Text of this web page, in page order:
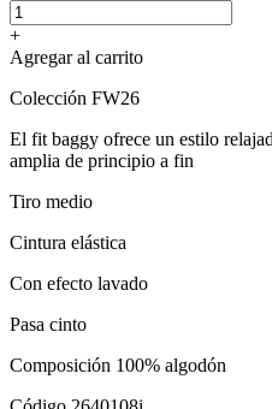
+
Agregar al carrito
Colección FW26
El fit baggy ofrece un estilo
amplia de principio a fin
Tiro medio
Cintura elástica
Con efecto lavado
Pasa cinto
Composición 100% algodón